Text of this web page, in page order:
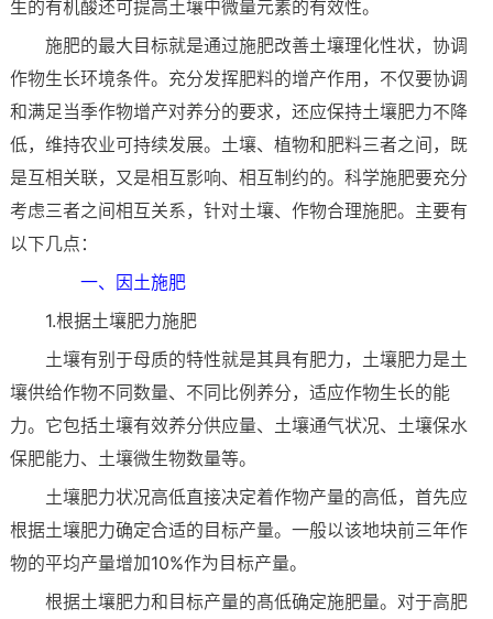
生的有机酸还可提高土壤中微量元素的有效性。
施肥的最大目标就是通过施肥改善土壤理化性状，协调
作物生长环境条件。充分发挥肥料的增产作用，不仅要协调
和满足当季作物增产对养分的要求，还应保持土壤肥力不降
低，维持农业可持续发展。土壤、植物和肥料三者之间，既
是互相关联，又是相互影响、相互制约的。科学施肥要充分
考虑三者之间相互关系，针对土壤、作物合理施肥。主要有
以下几点：
一、因土施肥
1.根据土壤肥力施肥
土壤有别于母质的特性就是其具有肥力，土壤肥力是土
壤供给作物不同数量、不同比例养分，适应作物生长的能
力。它包括土壤有效养分供应量、土壤通气状况、土壤保水
保肥能力、土壤微生物数量等。
土壤肥力状况高低直接决定着作物产量的高低，首先应
根据土壤肥力确定合适的目标产量。一般以该地块前三年作
物的平均产量增加10%作为目标产量。
根据土壤肥力和目标产量的髙低确定施肥量。对于高肥